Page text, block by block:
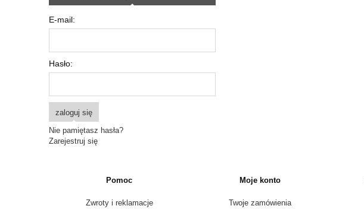
E-mail:
Hasło:
zaloguj się
Nie pamiętasz hasła?
Zarejestruj się
Pomoc
Zwroty i reklamacje
Moje konto
Twoje zamówienia